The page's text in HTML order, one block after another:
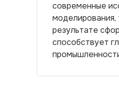
современные
результате
способствует